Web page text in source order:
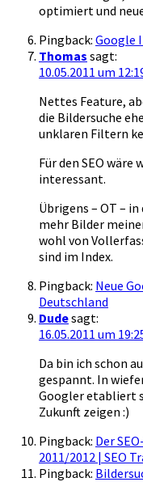
optimiert und
Pingback: Google
Thomas sagt:
10.05.2011 um
Nettes Feature,
die Bildersuche
unklaren Filtern
Für den SEO
interessant.
Übrigens – OT –
mehr Bilder
wohl von
sind im Index.
Pingback: Neue
Deutschland
Dudesagt:
16.05.2011 um
Da bin ich schon
gespannt. In
Googler etabliert
Zukunft zeigen :)
Pingback: Der
2011/2012 | SEO
Pingback: